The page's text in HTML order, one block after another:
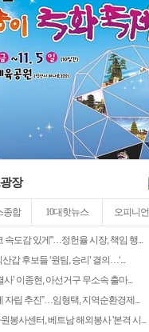
장
종합 10대핫뉴스 오피니언
속도감 있게"…정헌율 시장, 책임 행...
갑 후보들 ‘원팀, 승리’ 결의…‘...
사’ 이종현, 아선거구 무소속 출마...
자립 추진”…임형택, 지역순환경제...
봉사센터, 베트남 해외봉사 '본격 시...